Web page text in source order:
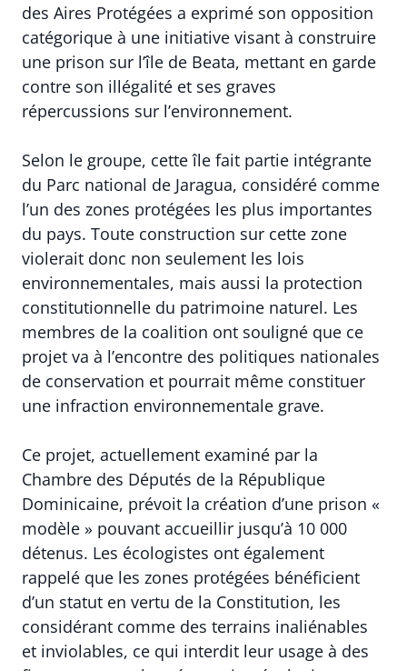
des Aires Protégées a exprimé son opposition
catégorique à une initiative visant à construire
une prison sur l’île de Beata, mettant en garde
contre son illégalité et ses graves
répercussions sur l’environnement.
Selon le groupe, cette île fait partie intégrante
du Parc national de Jaragua, considéré comme
l’un des zones protégées les plus importantes
du pays. Toute construction sur cette zone
violerait donc non seulement les lois
environnementales, mais aussi la protection
constitutionnelle du patrimoine naturel. Les
membres de la coalition ont souligné que ce
projet va à l’encontre des politiques nationales
de conservation et pourrait même constituer
une infraction environnementale grave.
Ce projet, actuellement examiné par la
Chambre des Députés de la République
Dominicaine, prévoit la création d’une prison «
modèle » pouvant accueillir jusqu’à 10 000
détenus. Les écologistes ont également
rappelé que les zones protégées bénéficient
d’un statut en vertu de la Constitution, les
considérant comme des terrains inaliénables
et inviolables, ce qui interdit leur usage à des